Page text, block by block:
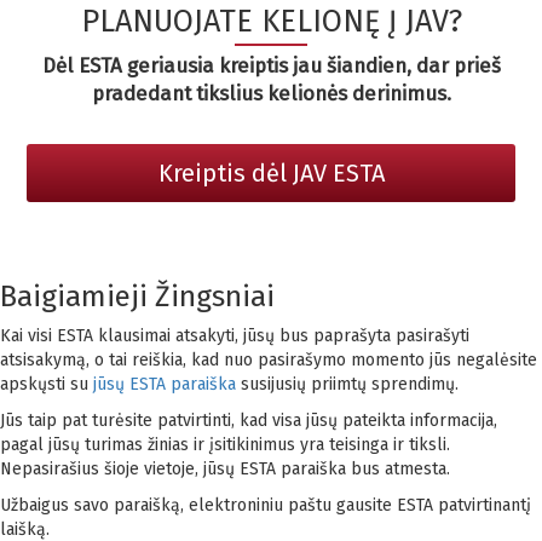
PLANUOJATE KELIONĘ Į JAV?
Dėl ESTA geriausia kreiptis jau šiandien, dar prieš
pradedant tikslius kelionės derinimus.
Kreiptis dėl JAV ESTA
Baigiamieji Žingsniai
Kai visi ESTA klausimai atsakyti, jūsų bus paprašyta pasirašyti
atsisakymą, o tai reiškia, kad nuo pasirašymo momento jūs negalėsite
apskųsti su jūsų ESTA paraiška susijusių priimtų sprendimų.
Jūs taip pat turėsite patvirtinti, kad visa jūsų pateikta informacija,
pagal jūsų turimas žinias ir įsitikinimus yra teisinga ir tiksli.
Nepasirašius šioje vietoje, jūsų ESTA paraiška bus atmesta.
Užbaigus savo paraišką, elektroniniu paštu gausite ESTA patvirtinantį
laišką.